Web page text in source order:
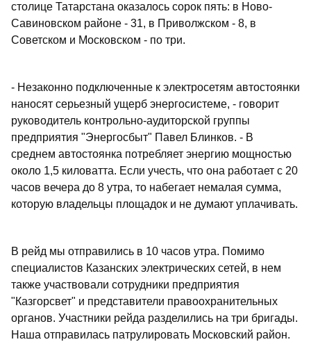
столице Татарстана оказалось сорок пять: в Ново-
Савиновском районе - 31, в Приволжском - 8, в
Советском и Московском - по три.
- Незаконно подключенные к электросетям автостоянки
наносят серьезный ущерб энергосистеме, - говорит
руководитель контрольно-аудиторской группы
предприятия "Энергосбыт" Павел Блинков. - В
среднем автостоянка потребляет энергию мощностью
около 1,5 киловатта. Если учесть, что она работает с 20
часов вечера до 8 утра, то набегает немалая сумма,
которую владельцы площадок и не думают уплачивать.
В рейд мы отправились в 10 часов утра. Помимо
специалистов Казанских электрических сетей, в нем
также участвовали сотрудники предприятия
"Казгорсвет" и представители правоохранительных
органов. Участники рейда разделились на три бригады.
Наша отправилась патрулировать Московский район.